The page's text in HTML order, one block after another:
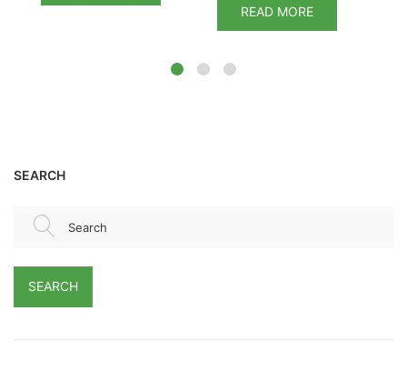
READ MORE
SEARCH
Search
SEARCH